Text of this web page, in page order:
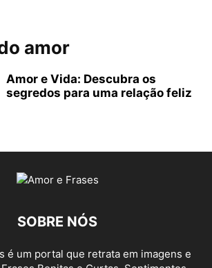
amor
Amor e Vida: Descubra os
segredos para uma relação feliz
SOBRE NÓS
é um portal que retrata em imagens e